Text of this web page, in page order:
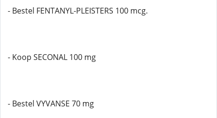
- Bestel FENTANYL-PLEISTERS 100 mcg.
- Koop SECONAL 100 mg
- Bestel VYVANSE 70 mg